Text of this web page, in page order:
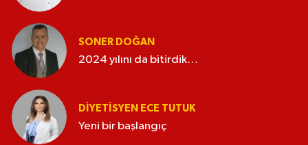
SONER DOĞAN
2024 yılını da bitirdik…
DIYETISYEN ECE TUTUK
Yeni bir başlangıç